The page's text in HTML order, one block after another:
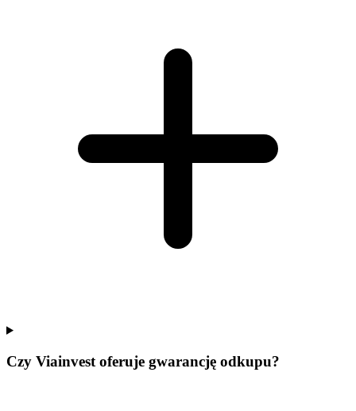
Czy Viainvest oferuje gwarancję odkupu?